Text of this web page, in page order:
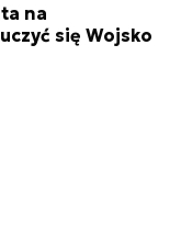
na
się Wojsko